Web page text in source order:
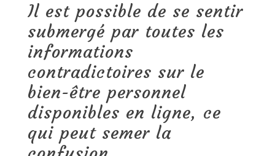
Il est possible de se sentir
submergé par toutes les
informations
contradictoires sur le
bien-être personnel
disponibles en ligne, ce
qui peut semer la